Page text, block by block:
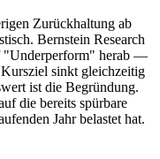
Zurückhaltung ab
Bernstein Research
"Underperform" herab —
sinkt gleichzeitig
ist die Begründung.
die bereits spürbare
Jahr belastet hat.